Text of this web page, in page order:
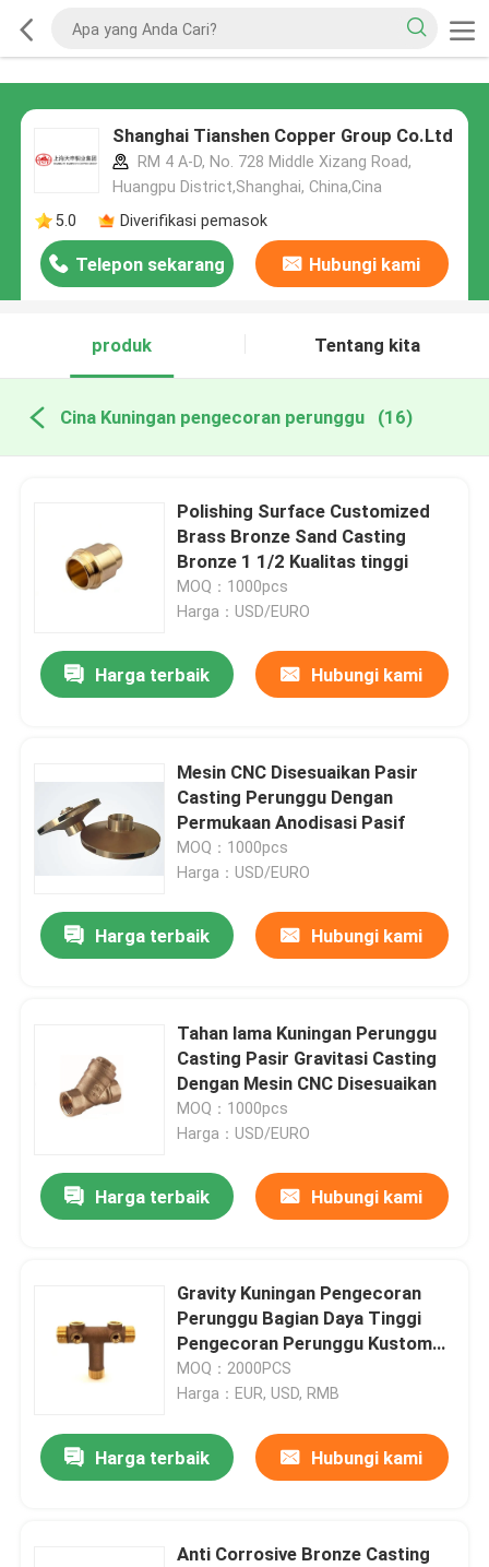
Shanghai Tianshen Copper Group Co.Ltd
RM 4 A-D, No. 728 Middle Xizang Road,
Huangpu District,Shanghai, China,Cina
5.0
Diverifikasi pemasok
Telepon sekarang Hubungi kami
produk Tentang kita
Cina Kuningan pengecoran perunggu (16)
Polishing Surface Customized
Brass Bronze Sand Casting
Bronze 1 1/2 Kualitas tinggi
MOQ：1000pcs
Harga：USD/EURO
Harga terbaik Hubungi kami
Mesin CNC Disesuaikan Pasir
Casting Perunggu Dengan
Permukaan Anodisasi Pasif
MOQ：1000pcs
Harga：USD/EURO
Harga terbaik Hubungi kami
Tahan lama Kuningan Perunggu
Casting Pasir Gravitasi Casting
Dengan Mesin CNC Disesuaikan
MOQ：1000pcs
Harga：USD/EURO
Harga terbaik Hubungi kami
Gravity Kuningan Pengecoran
Perunggu Bagian Daya Tinggi
Pengecoran Perunggu Kustom
Ramah Lingkungan
MOQ：2000PCS
Harga：EUR, USD, RMB
Harga terbaik Hubungi kami
Anti Corrosive Bronze Casting